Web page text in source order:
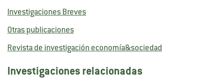
Investigaciones Breves
Otras publicaciones
Revista de investigación economía&sociedad
Investigaciones relacionadas